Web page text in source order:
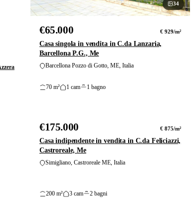
34
foto
€65.000 € 929/m²
Casa singola in vendita in C.da Lanzaria,
Barcellona P.G., Me
Barcellona Pozzo di Gotto, ME, Italia
70 m² 1 cam 1 bagno
VENDITA
€175.000 € 875/m²
Casa indipendente in vendita in C.da Feliciazzi,
Castroreale, Me
Simigliano, Castroreale ME, Italia
200 m² 3 cam 2 bagni